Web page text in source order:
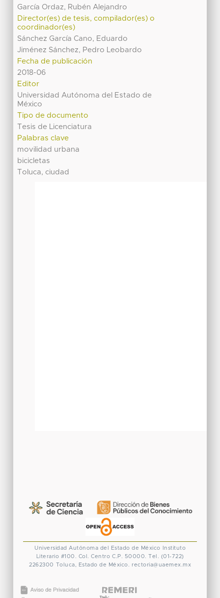
García Ordaz, Rubén Alejandro
Director(es) de tesis, compilador(es) o
coordinador(es)
Sánchez García Cano, Eduardo
Jiménez Sánchez, Pedro Leobardo
Fecha de publicación
2018-06
Editor
Universidad Autónoma del Estado de
México
Tipo de documento
Tesis de Licenciatura
Palabras clave
movilidad urbana
bicicletas
Toluca, ciudad
Universidad Autónoma del Estado de México
Instituto
Literario #100. Col. Centro C.P. 50000. Tel. (01-722)
2262300 Toluca, Estado de México. rectoria@uaemex.mx